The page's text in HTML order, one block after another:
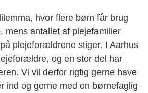
hvor flere børn får brug
mens antallet af plejefamilier
plejeforældrene stiger. I Aarhus
og en stor del har
Vi vil derfor rigtig gerne have
ind og gerne med en børnefaglig